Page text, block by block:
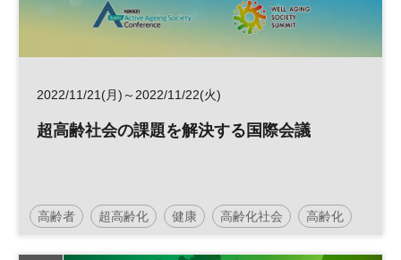
2022/11/21(月)～2022/11/22(火)
超高齢社会の課題を解決する国際会議
高齢者 超高齢化 健康 高齢化社会 高齢化